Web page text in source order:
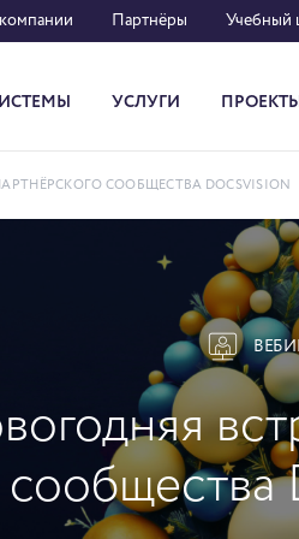
Партнёры Учебный
УСЛУГИ ПРОЕКТЫ
СООБЩЕСТВА DOCSVISION
сообщества